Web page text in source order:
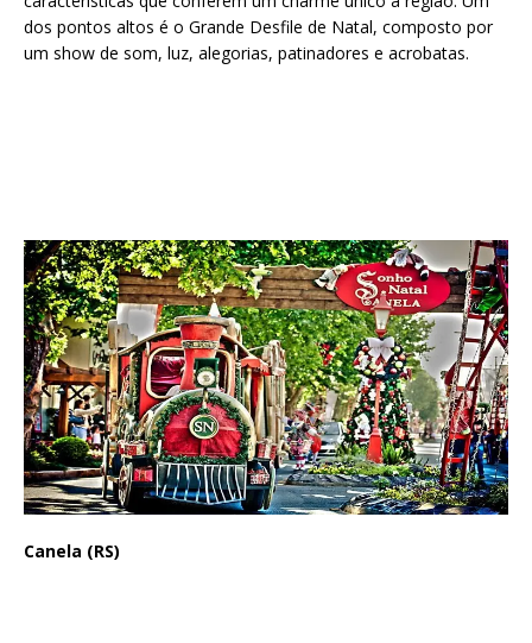
dos pontos altos é o Grande Desfile de Natal, composto por
um show de som, luz, alegorias, patinadores e acrobatas.
Canela (RS)